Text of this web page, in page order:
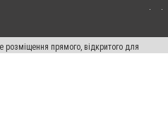
розміщення прямого, відкритого для